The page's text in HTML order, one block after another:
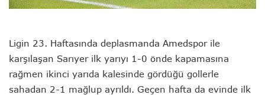
Ligin 23. Haftasında deplasmanda Amedspor ile
karşılaşan Sarıyer ilk yarıyı 1-0 önde kapamasına
rağmen ikinci yarıda kalesinde gördüğü gollerle
sahadan 2-1 mağlup ayrıldı. Geçen hafta da evinde ilk